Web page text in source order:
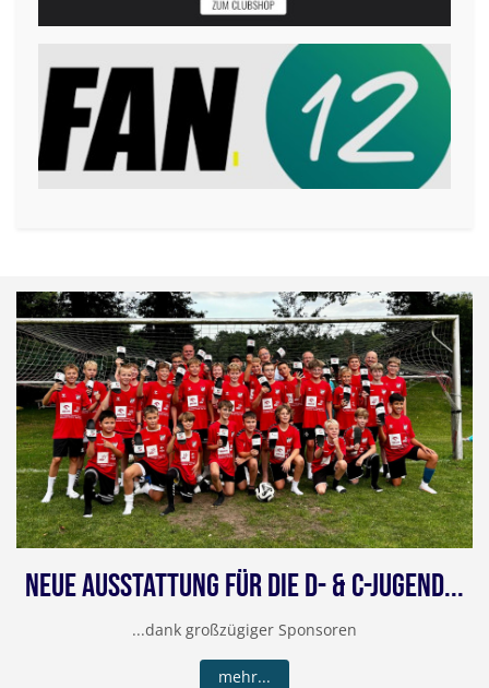
Neue Ausstattung Für Die D- & C-Jugend...
...dank großzügiger Sponsoren
mehr...